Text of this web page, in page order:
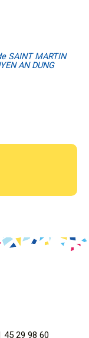
SAINT MARTIN
AN DUNG
45 29 98 60